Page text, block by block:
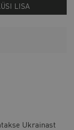
LISA
Ukrainast